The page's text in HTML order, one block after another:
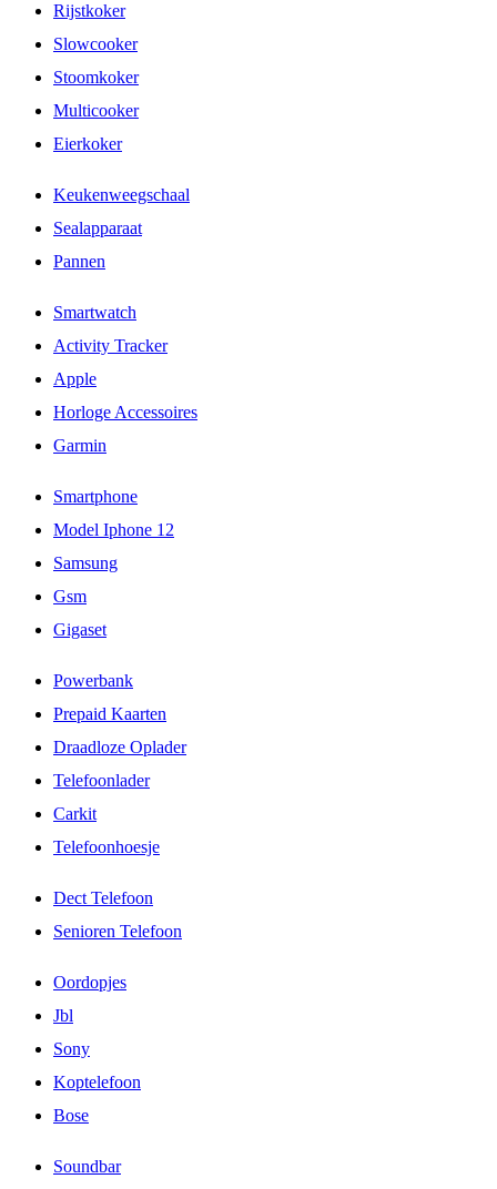
Rijstkoker
Slowcooker
Stoomkoker
Multicooker
Eierkoker
Keukenweegschaal
Sealapparaat
Pannen
Smartwatch
Activity Tracker
Apple
Horloge Accessoires
Garmin
Smartphone
Model Iphone 12
Samsung
Gsm
Gigaset
Powerbank
Prepaid Kaarten
Draadloze Oplader
Telefoonlader
Carkit
Telefoonhoesje
Dect Telefoon
Senioren Telefoon
Oordopjes
Jbl
Sony
Koptelefoon
Bose
Soundbar